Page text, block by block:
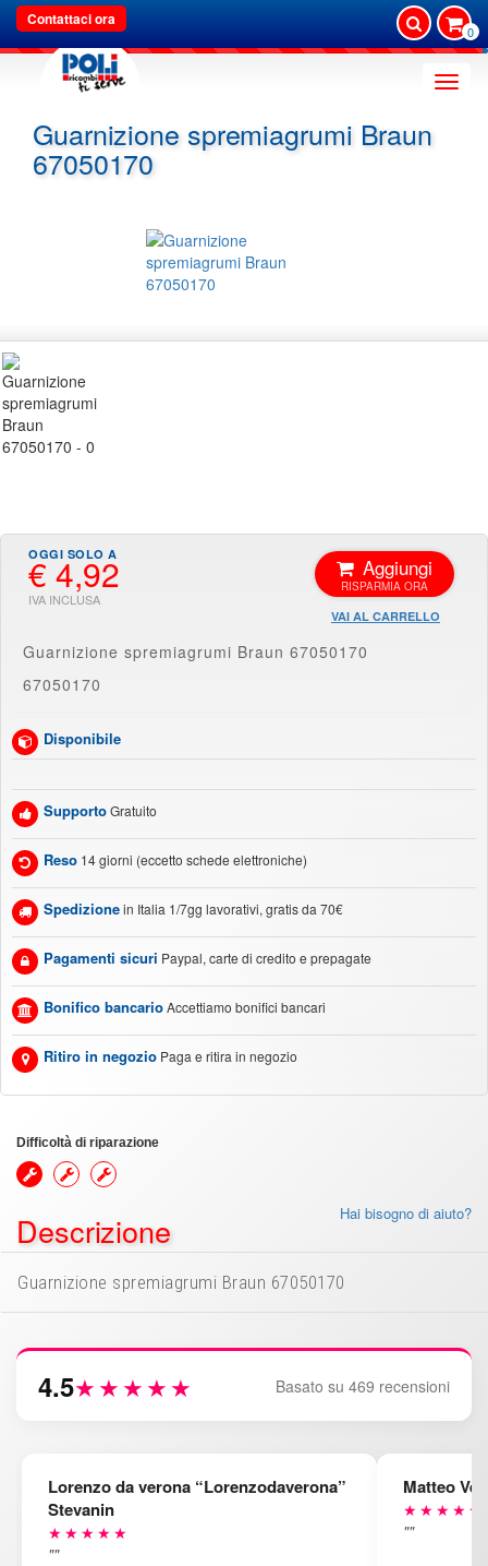
Contattaci ora
0
Toggle
Guarnizione spremiagrumi Braun
67050170
€ 4,92 Aggiungi
VAI AL CARRELLO
Guarnizione spremiagrumi Braun 67050170
67050170
Disponibile
SupportoGratuito
Reso 14 giorni (eccetto schede elettroniche)
Spedizionein Italia 1/7gg lavorativi, gratis da 70€
Pagamenti sicuri Paypal, carte di credito e prepagate
Bonifico bancarioAccettiamo bonifici bancari
Ritiro in negozio Paga e ritira in negozio
Difficoltà di riparazione
Hai bisogno di aiuto?
Descrizione
Guarnizione spremiagrumi Braun 67050170
4.5★★★★★ Basato su 469 recensioni
Lorenzo da verona “Lorenzodaverona”
Stevanin
★★★★★
""
Matteo
★★★★★
""